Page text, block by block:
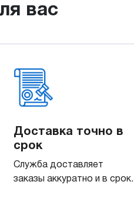
вас
Доставка точно в
срок
Служба доставляет
заказы аккуратно и в срок.